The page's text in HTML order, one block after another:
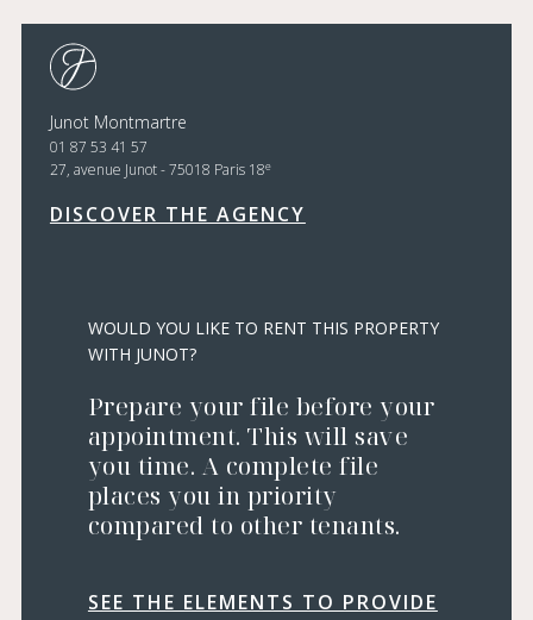
Junot Montmartre
01 87 53 41 57
27, avenue Junot - 75018 Paris 18e
DISCOVER THE AGENCY
WOULD YOU LIKE TO RENT THIS PROPERTY
WITH JUNOT?
Prepare your file before your
appointment. This will save
you time. A complete file
places you in priority
compared to other tenants.
SEE THE ELEMENTS TO PROVIDE